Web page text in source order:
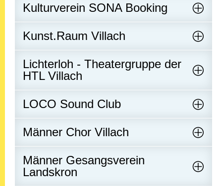
Kulturverein SONA Booking
Kunst.Raum Villach
Lichterloh - Theatergruppe der
HTL Villach
LOCO Sound Club
Männer Chor Villach
Männer Gesangsverein
Landskron